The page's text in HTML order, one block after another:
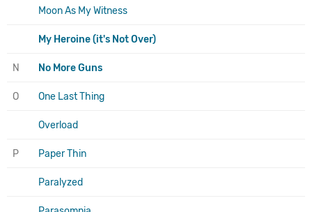
Moon As My Witness
My Heroine (it's Not Over)
N No More Guns
O One Last Thing
Overload
P Paper Thin
Paralyzed